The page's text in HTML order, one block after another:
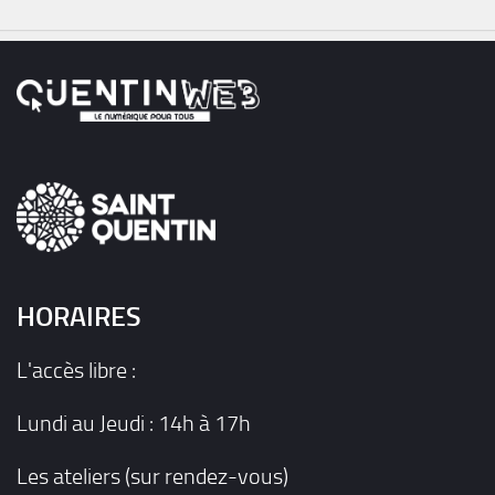
HORAIRES
L'accès libre :
Lundi au Jeudi : 14h à 17h
Les ateliers (sur rendez-vous)